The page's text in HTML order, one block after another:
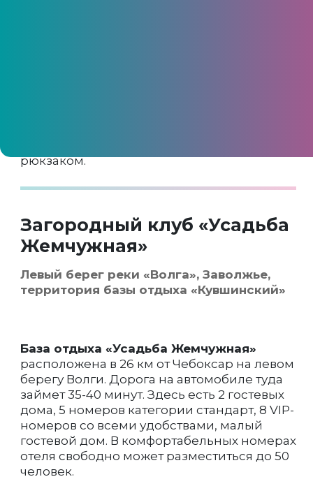
рюкзаком.
Загородный клуб «Усадьба
Жемчужная»
Левый берег реки «Волга», Заволжье,
территория базы отдыха «Кувшинский»
База отдыха «Усадьба Жемчужная»
расположена в 26 км от Чебоксар на левом
берегу Волги. Дорога на автомобиле туда
займет 35-40 минут. Здесь есть 2 гостевых
дома, 5 номеров категории стандарт, 8 VIP-
номеров со всеми удобствами, малый
гостевой дом. В комфортабельных номерах
отеля свободно может разместиться до 50
человек.